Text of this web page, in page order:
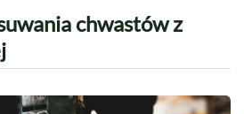
chwastów z